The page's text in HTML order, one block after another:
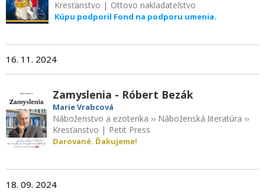
Kresťanstvo | Ottovo nakladateľstvo
Kúpu podporil Fond na podporu umenia.
16. 11. 2024
Zamyslenia - Róbert Bezák
Marie Vrabcová
Náboženstvo a ezoterika ›› Náboženská literatúra ››
Kresťanstvo | Petit Press
Darované. Ďakujeme!
18. 09. 2024